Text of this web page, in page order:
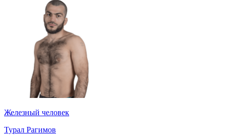
Железный человек
Турал Рагимов